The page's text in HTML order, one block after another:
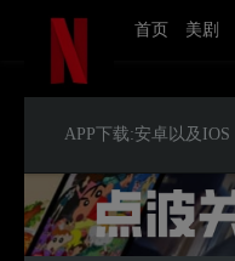
首页 美剧
APP下载:安卓以及IOS